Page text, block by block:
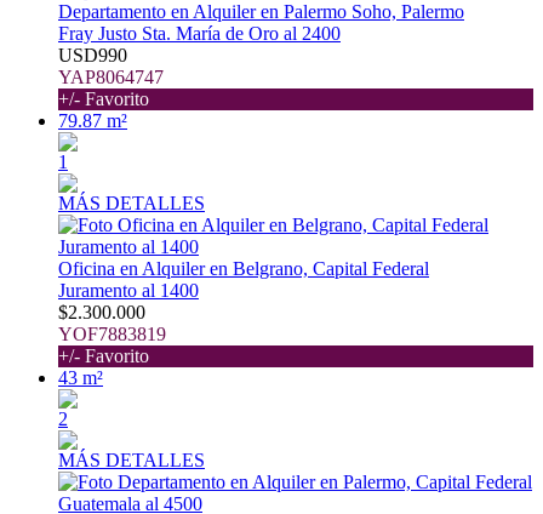
Departamento en Alquiler en Palermo Soho, Palermo
Fray Justo Sta. María de Oro al 2400
USD990
YAP8064747
+/- Favorito
79.87 m²
1
MÁS DETALLES
Oficina en Alquiler en Belgrano, Capital Federal
Juramento al 1400
$2.300.000
YOF7883819
+/- Favorito
43 m²
2
MÁS DETALLES